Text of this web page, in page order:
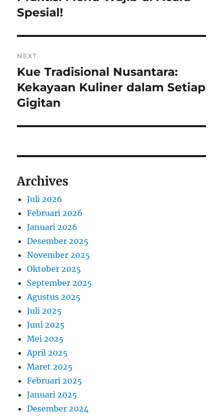
Spesial!
NEXT
Next
post:
Kue Tradisional Nusantara:
Kekayaan Kuliner dalam Setiap
Gigitan
Archives
Juli 2026
Februari 2026
Januari 2026
Desember 2025
November 2025
Oktober 2025
September 2025
Agustus 2025
Juli 2025
Juni 2025
Mei 2025
April 2025
Maret 2025
Februari 2025
Januari 2025
Desember 2024